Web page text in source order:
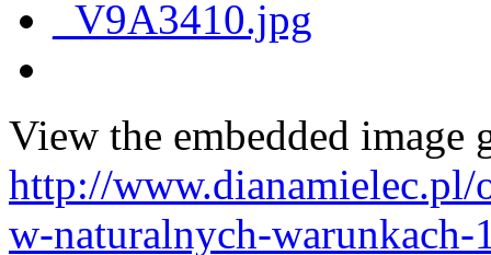
View the embedded image
http://www.dianamielec.pl/
w-naturalnych-warunkach-